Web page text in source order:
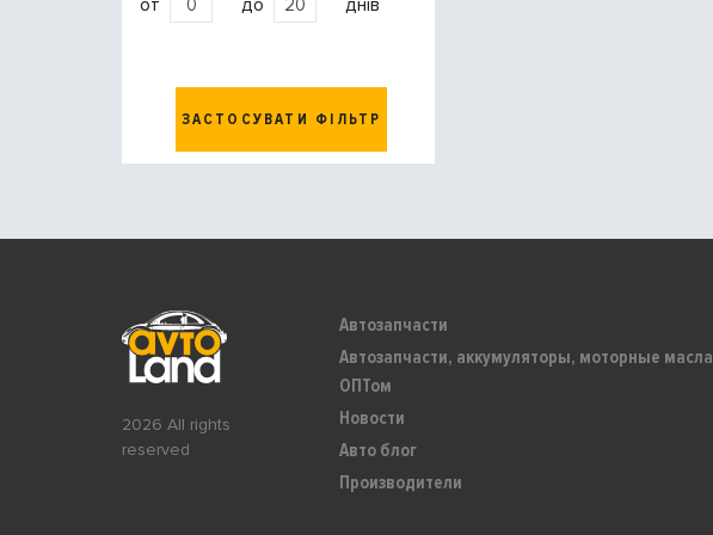
ЗАСТОСУВАТИ ФІЛЬТР
2026 All rights
reserved
Автозапчасти
Автозапчасти, аккумуляторы, моторные масла
ОПТом
Новости
Авто блог
Производители